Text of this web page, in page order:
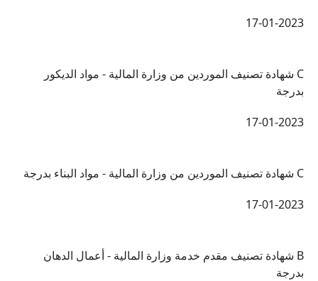
17-01-2023
C شهادة تصنيف الموردين من وزارة المالية - مواد الديكور
بدرجة
17-01-2023
C شهادة تصنيف الموردين من وزارة المالية - مواد البناء بدرجة
17-01-2023
B شهادة تصنيف مقدم خدمة وزارة المالية - أعمال الدهان
بدرجة